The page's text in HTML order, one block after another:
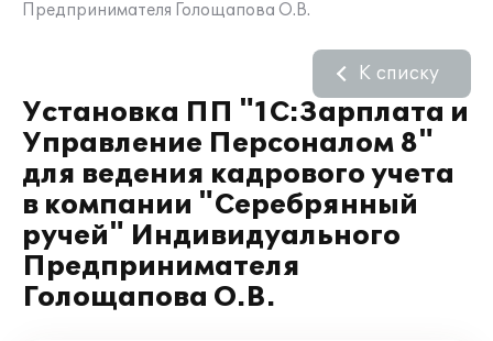
Предпринимателя Голощапова О.В.
Установка ПП "1С:Зарплата и
Управление Персоналом 8"
для ведения кадрового учета
в компании "Серебрянный
ручей" Индивидуального
Предпринимателя
Голощапова О.В.
К списку